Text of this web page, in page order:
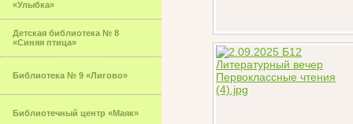
«Улыбка»
Детская библиотека № 8
«Синяя птица»
Библиотека № 9 «Лигово»
Библиотечный центр «Маяк»